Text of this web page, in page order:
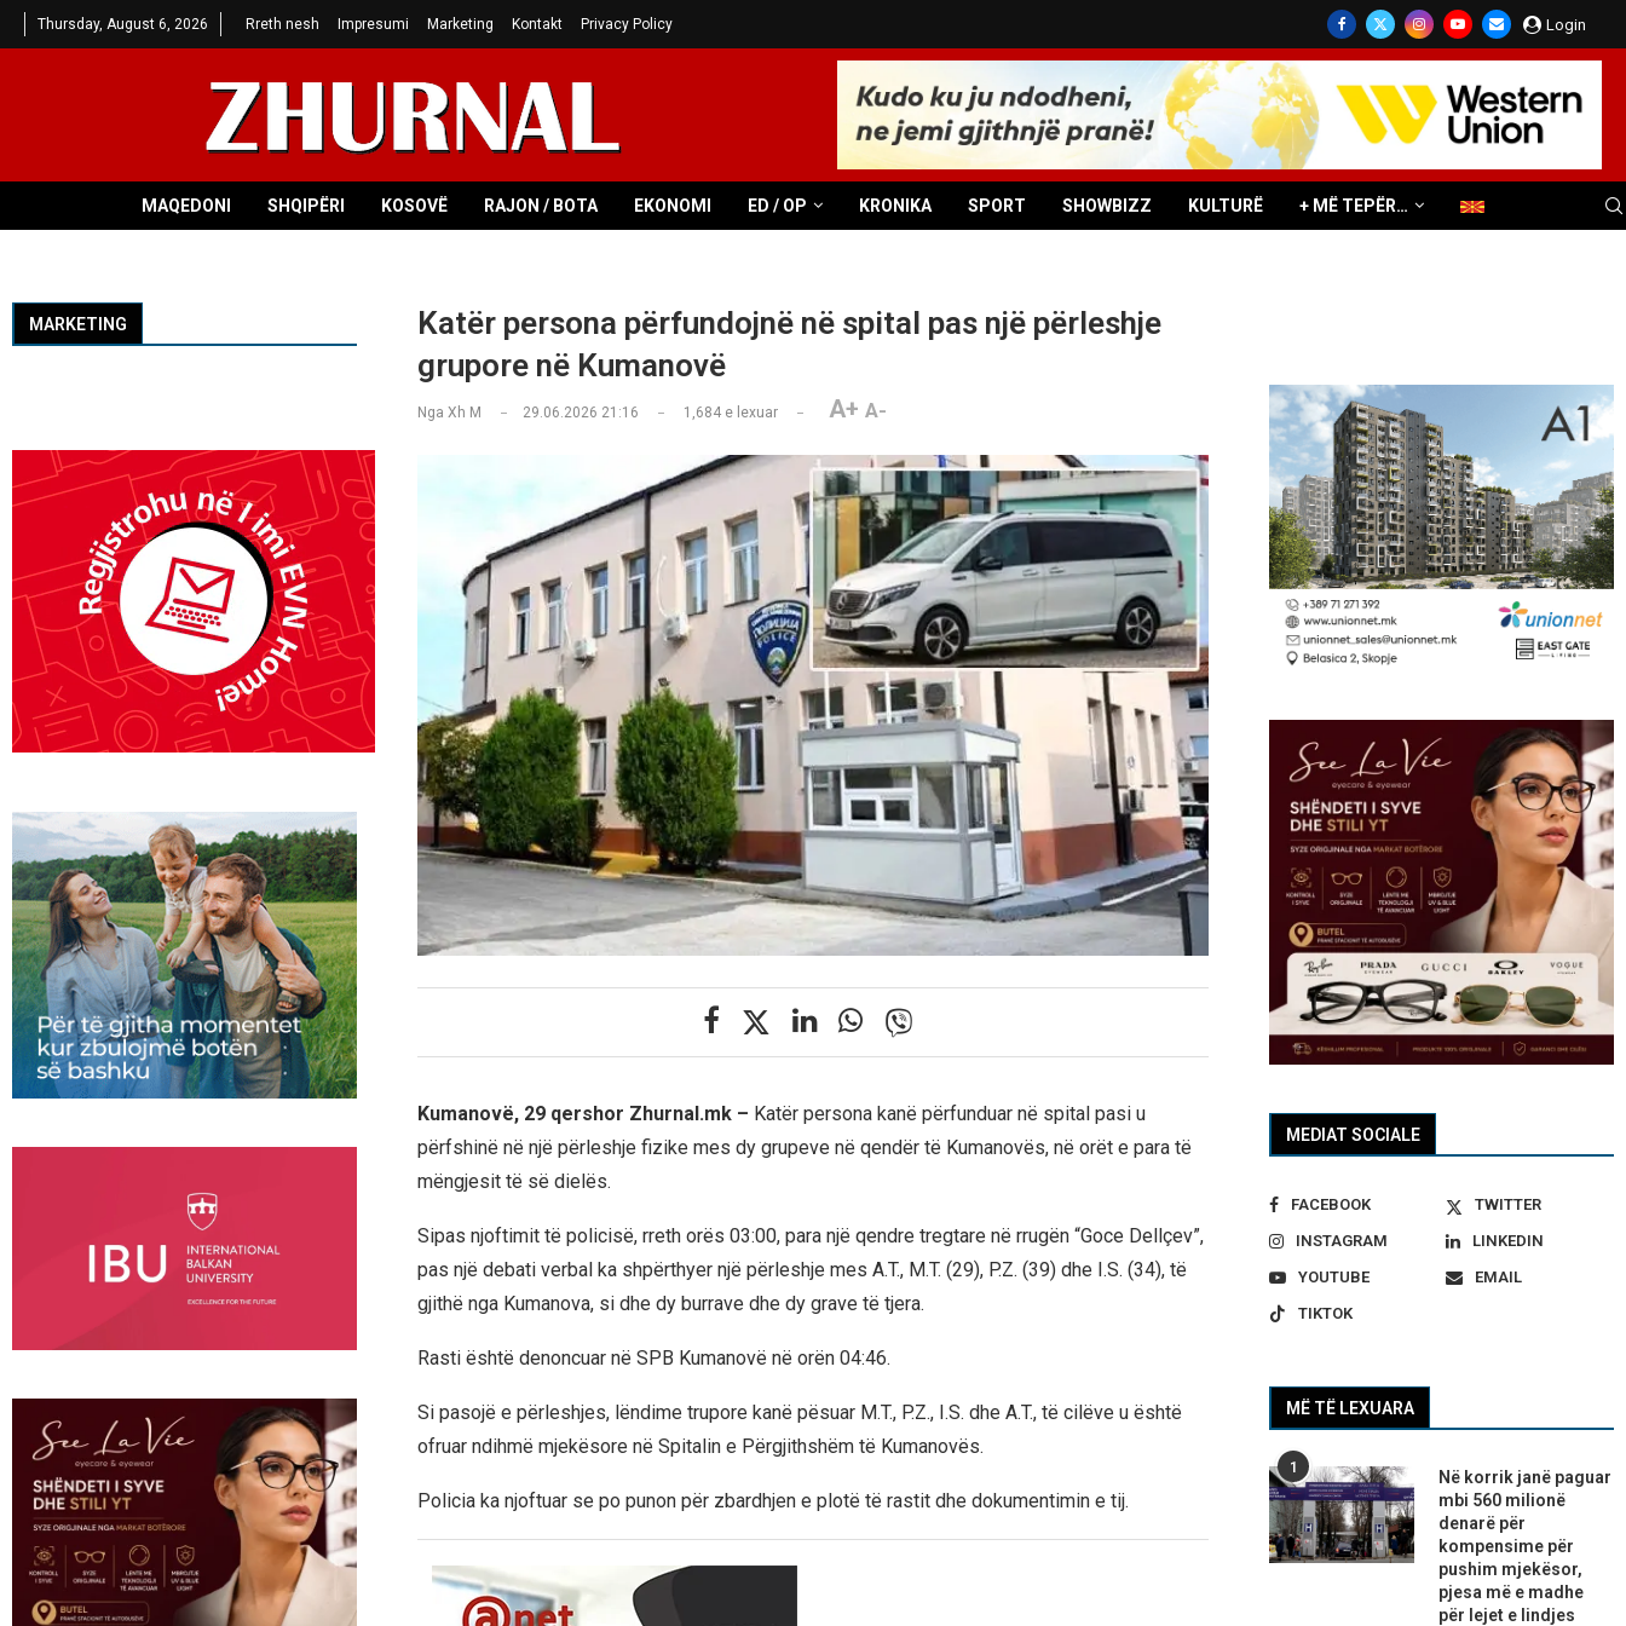
Thursday, August 6, 2026 Rreth nesh Impresumi Marketing Kontakt Privacy Policy Login
MAQEDONI SHQIPËRI KOSOVË RAJON / BOTA EKONOMI ED / OP KRONIKA SPORT SHOWBIZZ KULTURË + MË TEPËR…
Katër persona përfundojnë në spital pas një përleshje
grupore në Kumanovë
Nga Xh M 29.06.2026 21:16 1,684e lexuar A+ A-
Kumanovë, 29 qershor Zhurnal.mk – Katër persona kanë përfunduar në spital pasi u
përfshinë në një përleshje fizike mes dy grupeve në qendër të Kumanovës, në orët e para të
mëngjesit të së dielës.
Sipas njoftimit të policisë, rreth orës 03:00, para një qendre tregtare në rrugën “Goce Dellçev”,
pas një debati verbal ka shpërthyer një përleshje mes A.T., M.T. (29), P.Z. (39) dhe I.S. (34), të
gjithë nga Kumanova, si dhe dy burrave dhe dy grave të tjera.
Rasti është denoncuar në SPB Kumanovë në orën 04:46.
Si pasojë e përleshjes, lëndime trupore kanë pësuar M.T., P.Z., I.S. dhe A.T., të cilëve u është
ofruar ndihmë mjekësore në Spitalin e Përgjithshëm të Kumanovës.
Policia ka njoftuar se po punon për zbardhjen e plotë të rastit dhe dokumentimin e tij.
MEDIAT SOCIALE
FACEBOOK
TWITTER
INSTAGRAM
LINKEDIN
YOUTUBE
EMAIL
TIKTOK
MË TË LEXUARA
1
Në korrik janë paguar
mbi 560 milionë
denarë për
kompensime për
pushim mjekësor,
pjesa më e madhe
për lejet e lindjes
MARKETING